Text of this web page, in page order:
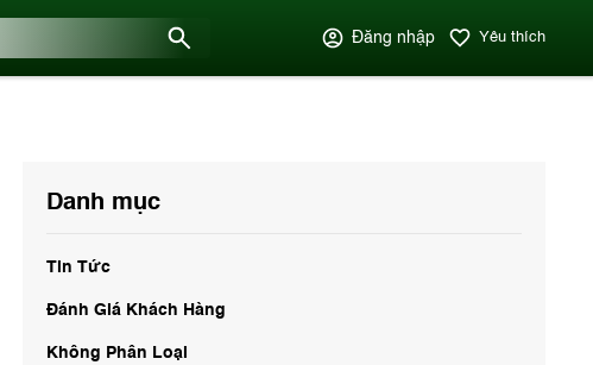
Đăng nhập Yêu thích
Danh mục
Tin Tức
Đánh Giá Khách Hàng
Không Phân Loại